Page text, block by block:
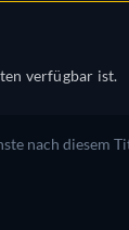
verfügbar ist.
nach diesem